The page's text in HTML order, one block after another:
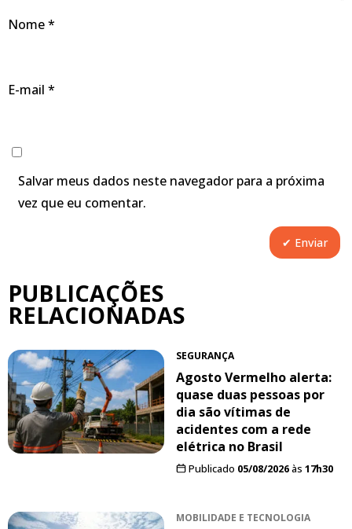
Nome*
E-mail *
Salvar meus dados neste navegador para a próxima
vez que eu comentar.
PUBLICAÇÕES
RELACIONADAS
SEGURANÇA
Agosto Vermelho alerta:
quase duas pessoas por
dia são vítimas de
acidentes com a rede
elétrica no Brasil
Publicado 05/08/2026às 17h30
MOBILIDADE E TECNOLOGIA